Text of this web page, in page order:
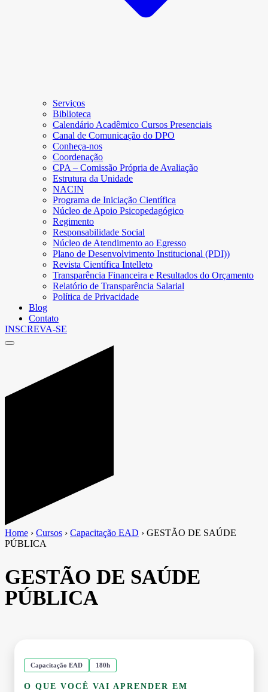
Serviços
Biblioteca
Calendário Acadêmico Cursos Presenciais
Canal de Comunicação do DPO
Conheça-nos
Coordenação
CPA – Comissão Própria de Avaliação
Estrutura da Unidade
NACIN
Programa de Iniciação Científica
Núcleo de Apoio Psicopedagógico
Regimento
Responsabilidade Social
Núcleo de Atendimento ao Egresso
Plano de Desenvolvimento Institucional (PDI))
Revista Científica Intelleto
Transparência Financeira e Resultados do Orçamento
Relatório de Transparência Salarial
Política de Privacidade
Blog
Contato
INSCREVA-SE
Home › Cursos › Capacitação EAD › GESTÃO DE SAÚDE
PÚBLICA
GESTÃO DE SAÚDE
PÚBLICA
Capacitação EAD 180h
O QUE VOCÊ VAI APRENDER EM